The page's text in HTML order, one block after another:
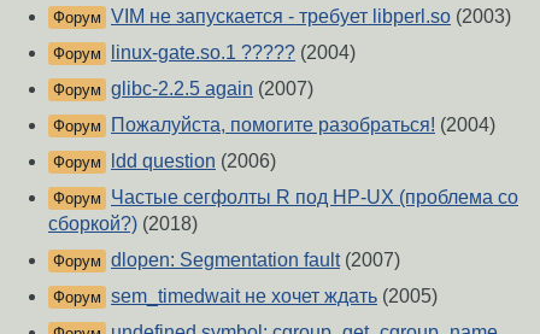
Форум VIM не запускается - требует libperl.so (2003)
Форум linux-gate.so.1 ????? (2004)
Форум glibc-2.2.5 again (2007)
Форум Пожалуйста, помогите разобраться! (2004)
Форум ldd question (2006)
Форум
Частые сегфолты R под HP-UX (проблема со
сборкой?) (2018)
Форум dlopen: Segmentation fault(2007)
Форум sem_timedwait не хочет ждать (2005)